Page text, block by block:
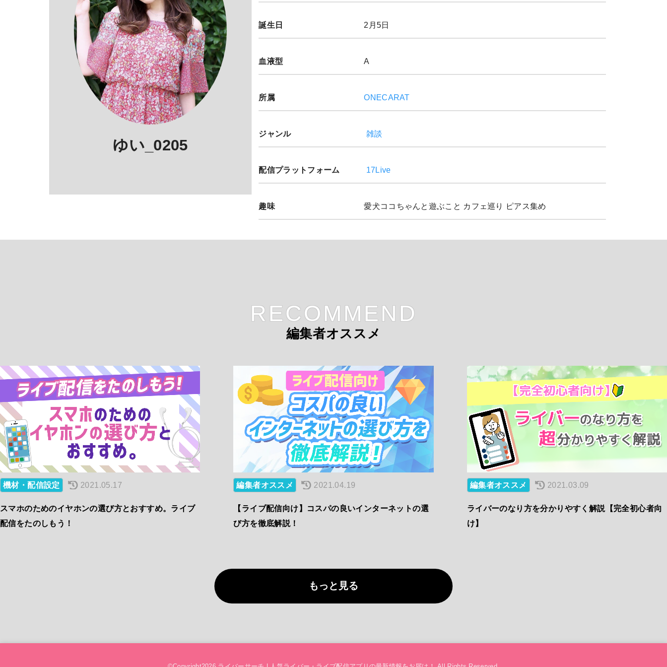
ゆい_0205
誕生日 2月5日
血液型A
所属ONECARAT
ジャンル 雑談
配信プラットフォーム 17Live
趣味愛犬ココちゃんと遊ぶこと カフェ巡り ピアス集め
RECOMMEND
編集者オススメ
機材・配信設定 2021.05.17
スマホのためのイヤホンの選び方とおすすめ。ライブ
配信をたのしもう！
編集者オススメ 2021.04.19
【ライブ配信向け】コスパの良いインターネットの選
び方を徹底解説！
編集者オススメ 2021.03.09
ライバーのなり方を分かりやすく解説【完全初心者向
け】
もっと見る